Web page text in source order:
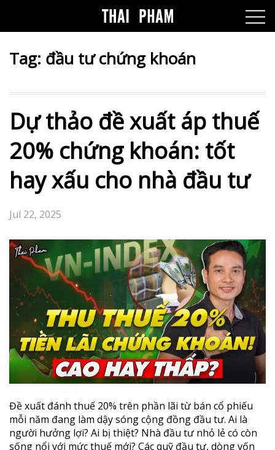
Tag: đầu tư chứng khoán
Dự thảo đề xuất áp thuế
20% chứng khoán: tốt
hay xấu cho nhà đầu tư
Jul 22, 2025
Đề xuất đánh thuế 20% trên phần lãi từ bán cổ phiếu
mỗi năm đang làm dậy sóng cộng đồng đầu tư. Ai là
người hưởng lợi? Ai bị thiệt? Nhà đầu tư nhỏ lẻ có còn
sống nổi với mức thuế mới? Các quỹ đầu tư, dòng vốn